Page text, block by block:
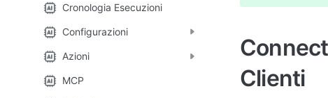
Cronologia Esecuzioni
Configurazioni
Azioni
MCP
Clienti